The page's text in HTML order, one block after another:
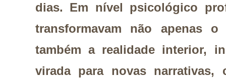
dias. Em nível psicológico
transformavam não apenas
também a realidade interior,
virada para novas